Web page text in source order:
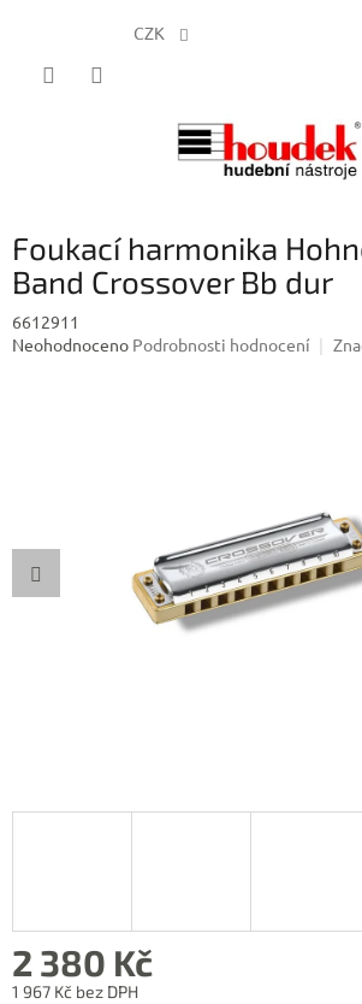
CZK
Foukací harmonika
Band Crossover Bb dur
6612911
Průměrné
Neohodnoceno Podrobnosti hodnocení
2 380 Kč
1 967 Kč bez DPH